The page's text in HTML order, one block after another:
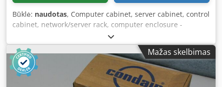
Būklė: naudotas, Computer cabinet, server cabinet, control
cabinet, network/server rack, computer enclosure -
Manufacturer: Bizerba Crjdpfx Akeb Tl Dtjwjf -Type: -
Material: Steel -Dimensions: 260/570/H560 mm -Weight: 15
kg
Mažas skelbimas